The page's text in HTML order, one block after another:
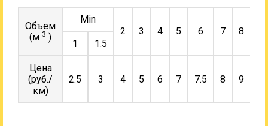
Объем
(м 3 )
Min
2
3 4 5 6 7 8
1
1.5
Цена
(руб./
км)
2.5 3 4 5 6 7 7.5 8 9